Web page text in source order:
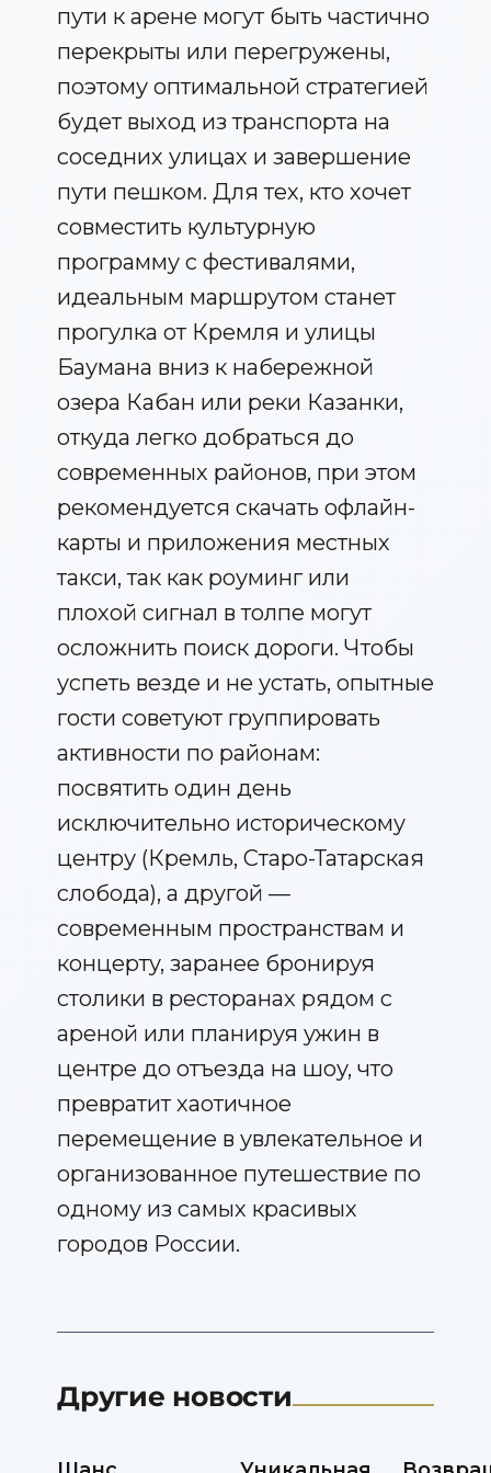
пути к арене могут быть частично
перекрыты или перегружены,
поэтому оптимальной стратегией
будет выход из транспорта на
соседних улицах и завершение
пути пешком. Для тех, кто хочет
совместить культурную
программу с фестивалями,
идеальным маршрутом станет
прогулка от Кремля и улицы
Баумана вниз к набережной
озера Кабан или реки Казанки,
откуда легко добраться до
современных районов, при этом
рекомендуется скачать офлайн-
карты и приложения местных
такси, так как роуминг или
плохой сигнал в толпе могут
осложнить поиск дороги. Чтобы
успеть везде и не устать, опытные
гости советуют группировать
активности по районам:
посвятить один день
исключительно историческому
центру (Кремль, Старо-Татарская
слобода), а другой —
современным пространствам и
концерту, заранее бронируя
столики в ресторанах рядом с
ареной или планируя ужин в
центре до отъезда на шоу, что
превратит хаотичное
перемещение в увлекательное и
организованное путешествие по
одному из самых красивых
городов России.
Другие новости